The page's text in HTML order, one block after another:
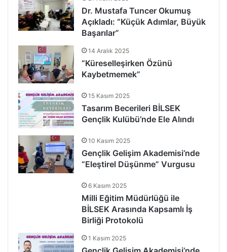
Dr. Mustafa Tuncer Okumuş
Açıkladı: “Küçük Adımlar, Büyük
Başarılar”
14 Aralık 2025
“Küreselleşirken Özünü
Kaybetmemek”
15 Kasım 2025
Tasarım Becerileri BİLSEK
Gençlik Kulübü’nde Ele Alındı
10 Kasım 2025
Gençlik Gelişim Akademisi’nde
“Eleştirel Düşünme” Vurgusu
6 Kasım 2025
Milli Eğitim Müdürlüğü ile
BİLSEK Arasında Kapsamlı İş
Birliği Protokolü
1 Kasım 2025